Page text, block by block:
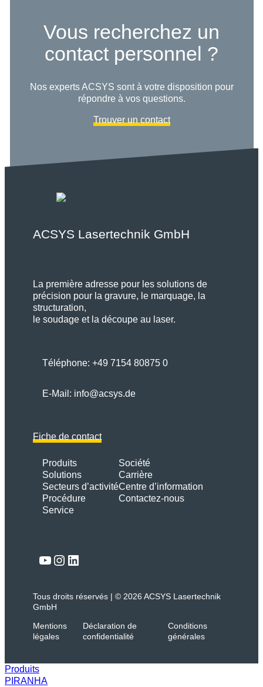
Vous recherchez un
contact personnel ?
Nos experts ACSYS sont à votre disposition pour
répondre à vos questions.
Trouver un contact
ACSYS Lasertechnik GmbH
La première adresse pour les solutions de
précision pour la gravure, le marquage, la
structuration,
le soudage et la découpe au laser.
Téléphone: +49 7154 80875 0
E-Mail: info@acsys.de
Fiche de contact
Produits
Solutions
Secteurs d’activité
Procédure
Service
Société
Carrière
Centre d’information
Contactez-nous
LienYouTube
Instagram
LinkedIn
Tous droits réservés | © 2026 ACSYS Lasertechnik
GmbH
Mentions
légales
Déclaration de
confidentialité
Conditions
générales
Produits
PIRANHA